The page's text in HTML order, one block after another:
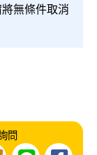
無條件取消
問